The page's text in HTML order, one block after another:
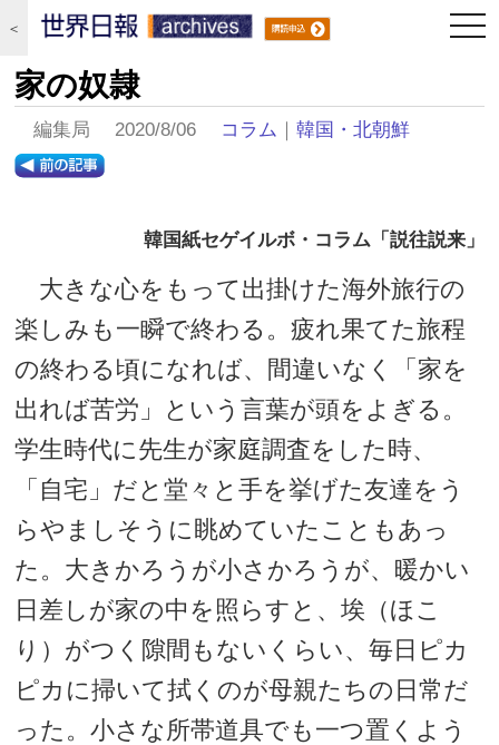
＜
家の奴隷
編集局 2020/8/06 コラム ｜韓国・北朝鮮
韓国紙セゲイルボ・コラム「説往説来」
大きな心をもって出掛けた海外旅行の
楽しみも一瞬で終わる。疲れ果てた旅程
の終わる頃になれば、間違いなく「家を
出れば苦労」という言葉が頭をよぎる。
学生時代に先生が家庭調査をした時、
「自宅」だと堂々と手を挙げた友達をう
らやましそうに眺めていたこともあっ
た。大きかろうが小さかろうが、暖かい
日差しが家の中を照らすと、埃（ほこ
り）がつく隙間もないくらい、毎日ピカ
ピカに掃いて拭くのが母親たちの日常だ
った。小さな所帯道具でも一つ置くよう